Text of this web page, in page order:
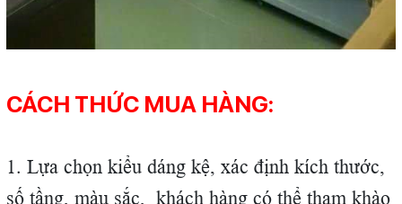
CÁCH THỨC MUA HÀNG:
1. Lựa chọn kiểu dáng kệ, xác định kích thước,
số tầng, màu sắc, khách hàng có thể tham khào